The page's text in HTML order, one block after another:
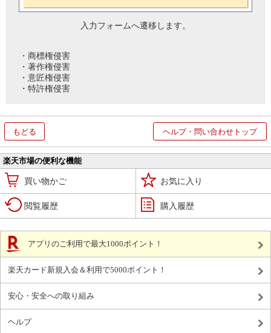
入力フォームへ遷移します。
・商標権侵害
・著作権侵害
・意匠権侵害
・特許権侵害
もどる ヘルプ・問い合わせトップ
楽天市場の便利な機能
買い物かご お気に入り
閲覧履歴 購入履歴
アプリのご利用で最大1000ポイント！
楽天カード新規入会＆利用で5000ポイント！
安心・安全への取り組み
ヘルプ